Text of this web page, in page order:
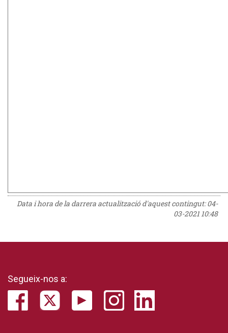
Data i hora de la darrera actualització d'aquest contingut:04-
03-2021 10:48
Segueix-nos a: